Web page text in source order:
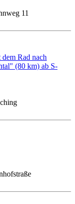
11
Rad nach
(80 km) ab S-